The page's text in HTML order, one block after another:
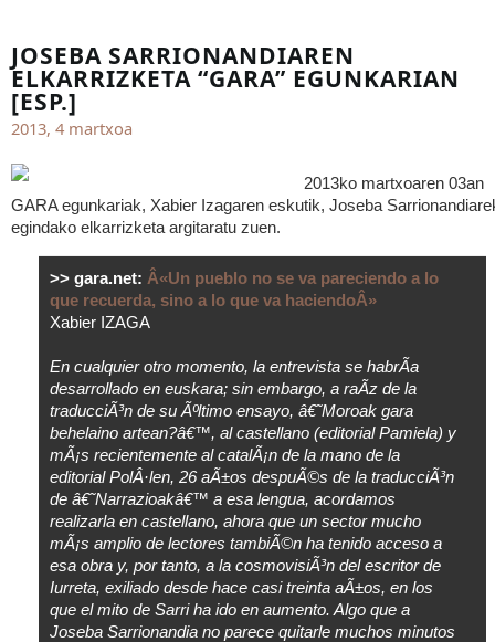
JOSEBA SARRIONANDIAREN
ELKARRIZKETA “GARA” EGUNKARIAN
[ESP.]
2013, 4 martxoa
2013ko martxoaren 03an
GARA egunkariak, Xabier Izagaren eskutik, Joseba
egindako elkarrizketa argitaratu zuen.
>> gara.net: Â«Un pueblo no se va pareciendo a lo
que recuerda, sino a lo que va haciendoÂ»
Xabier IZAGA
En cualquier otro momento, la entrevista se habrÃ­a
desarrollado en euskara; sin embargo, a raÃ­z de la
traducciÃ³n de su Ãºltimo ensayo, â€˜Moroak gara
behelaino artean?â€™, al castellano (editorial Pamiela) y
mÃ¡s recientemente al catalÃ¡n de la mano de la
editorial PolÂ·len, 26 aÃ±os despuÃ©s de la traducciÃ³n
de â€˜Narrazioakâ€™ a esa lengua, acordamos
realizarla en castellano, ahora que un sector mucho
mÃ¡s amplio de lectores tambiÃ©n ha tenido acceso a
esa obra y, por tanto, a la cosmovisiÃ³n del escritor de
Iurreta, exiliado desde hace casi treinta aÃ±os, en los
que el mito de Sarri ha ido en aumento. Algo que a
Joseba Sarrionandia no parece quitarle muchos minutos